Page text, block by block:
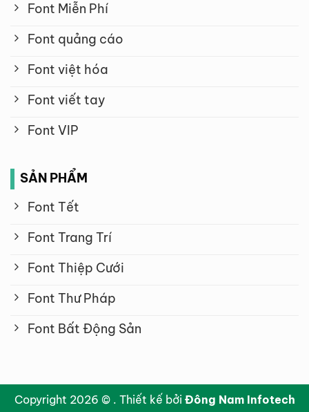
Font Miễn Phí
Font quảng cáo
Font việt hóa
Font viết tay
Font VIP
SẢN PHẨM
Font Tết
Font Trang Trí
Font Thiệp Cưới
Font Thư Pháp
Font Bất Động Sản
Copyright 2026 © . Thiết kế bởi Đông Nam Infotech